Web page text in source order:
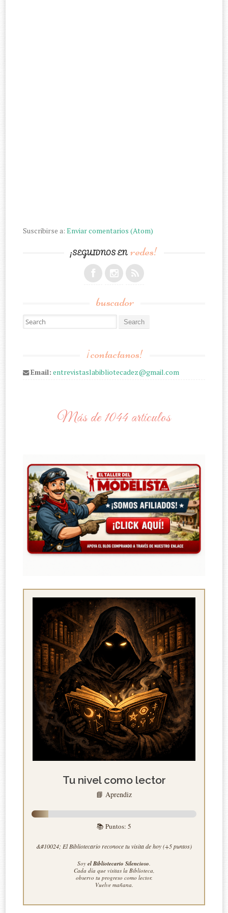
Suscribirse a:Enviar comentarios (Atom)
¡SEGUIDNOS ENredes!
buscador
Search for:
¡contactanos!
Email: entrevistaslabibliotecadez@gmail.com
Más de 1044 artículos
Tu nivel como lector
📘 Aprendiz
📚 Puntos: 5
&#10024; El Bibliotecario reconoce tu visita de hoy (+5 puntos)
Soy el Bibliotecario Silencioso
Cada día que visitas la Biblioteca,
observo tu progreso como lector.
Vuelve mañana.